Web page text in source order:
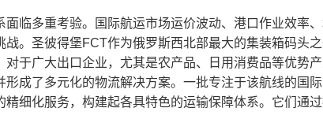
面临多重考验。国际航运市场运价波动、港口作业效率
战。圣彼得堡FCT作为俄罗斯西北部最大的集装箱码头
于广大出口企业，尤其是农产品、日用消费品等优势
形成了多元化的物流解决方案。一批专注于该航线的国
精细化服务，构建起各具特色的运输保障体系。它们通